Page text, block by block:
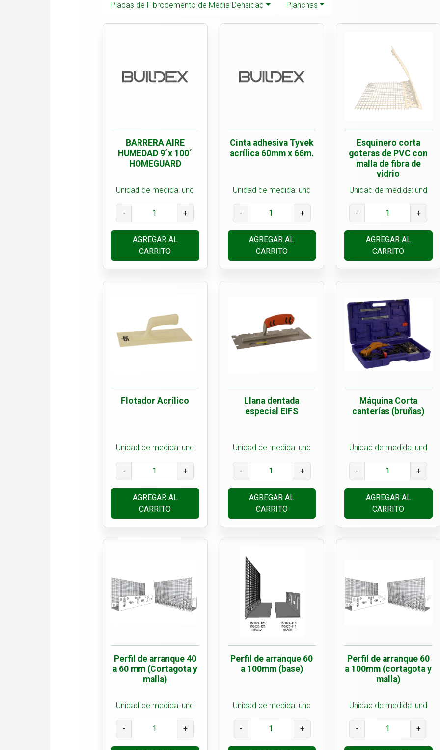
Placas de Fibrocemento de Media Densidad Planchas
BARRERA AIRE
HUMEDAD 9´x 100´
HOMEGUARD
Unidad de medida: und
- +
AGREGAR AL
CARRITO
Cinta adhesiva Tyvek
acrílica 60mm x 66m.
Unidad de medida: und
- +
AGREGAR AL
CARRITO
Esquinero corta
goteras de PVC con
malla de fibra de
vidrio
Unidad de medida: und
- +
AGREGAR AL
CARRITO
Flotador Acrílico
Unidad de medida: und
- +
AGREGAR AL
CARRITO
Llana dentada
especial EIFS
Unidad de medida: und
- +
AGREGAR AL
CARRITO
Máquina Corta
canterías (bruñas)
Unidad de medida: und
- +
AGREGAR AL
CARRITO
Perfil de arranque 40
a 60 mm (Cortagota y
malla)
Unidad de medida: und
- +
Perfil de arranque 60
a 100mm (base)
Unidad de medida: und
- +
Perfil de arranque 60
a 100mm (cortagota y
malla)
Unidad de medida: und
- +